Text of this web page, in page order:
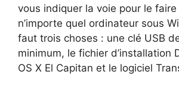
vous indiquer la voie pour le
n’importe quel ordinateur sous
faut trois choses : une clé USB
minimum, le fichier d’installation
OS X El Capitan et le logiciel